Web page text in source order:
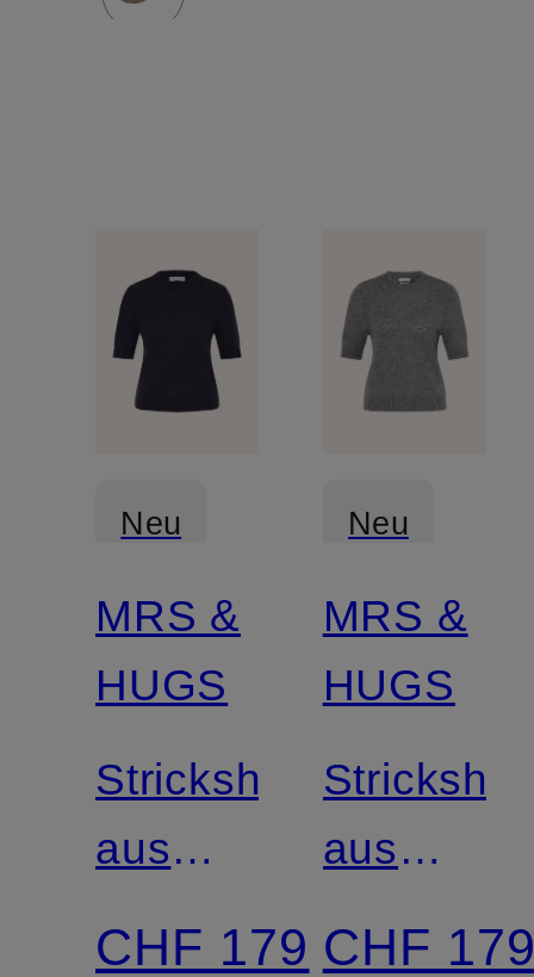
Neu
Zertifiziert
MRS &
HUGS
Strickshirt
aus
Cashmere
CHF 179
Neu
Zertifiziert
MRS &
HUGS
Strickshirt
aus
CHF